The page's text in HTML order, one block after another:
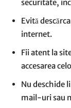
securitate,
Evită
internet.
Fii atent la
accesarea
Nu deschide
mail-uri sau